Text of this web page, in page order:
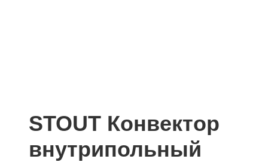
STOUT Конвектор
внутрипольный